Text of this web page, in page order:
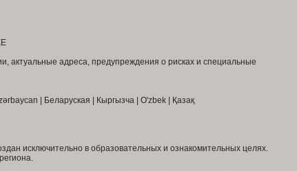
актуальные адреса, предупреждения о рисках и специальные
| Беларуская | Кыргызча | O'zbek | Қазақ
исключительно в образовательных и ознакомительных целях.